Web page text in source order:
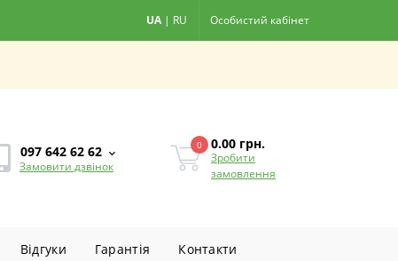
UA | RU Особистий кабінет
097 642 62 62
Замовити дзвінок
0 0.00 грн.
Зробити
замовлення
Вiдгуки Гарантiя Контакти